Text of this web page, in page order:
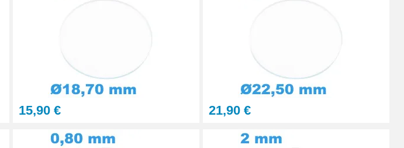
Ajouter au panier
15,90 € 21,90 €